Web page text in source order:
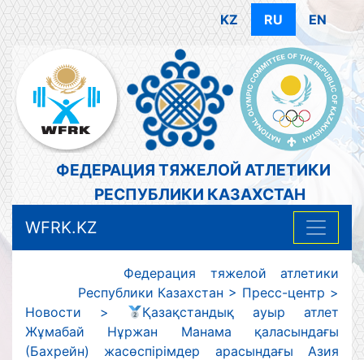
KZ RU EN
ФЕДЕРАЦИЯ ТЯЖЕЛОЙ АТЛЕТИКИ
РЕСПУБЛИКИ КАЗАХСТАН
WFRK.KZ
Федерация тяжелой атлетики
Республики Казахстан > Пресс-центр >
Новости >
Қазақстандық ауыр атлет
Жұмабай Нұржан Манама қаласындағы
(Бахрейн) жасөспірімдер арасындағы Азия